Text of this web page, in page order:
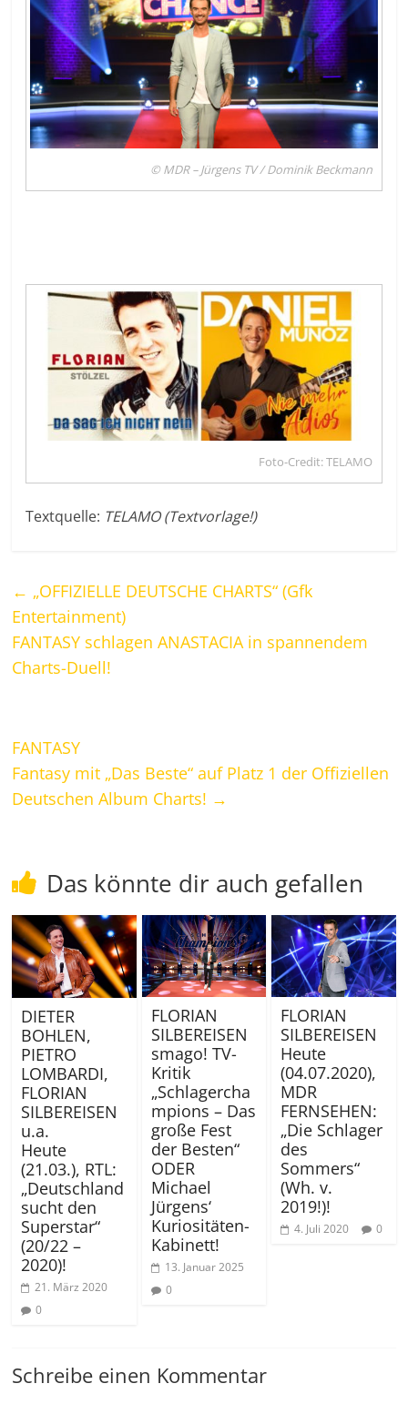
© MDR – Jürgens TV / Dominik Beckmann
Foto-Credit: TELAMO
Textquelle: TELAMO (Textvorlage!)
← „OFFIZIELLE DEUTSCHE CHARTS“ (Gfk
Entertainment)
FANTASY schlagen ANASTACIA in spannendem
Charts-Duell!
FANTASY
Fantasy mit „Das Beste“ auf Platz 1 der Offiziellen
Deutschen Album Charts! →
Das könnte dir auch gefallen
DIETER
BOHLEN,
PIETRO
LOMBARDI,
FLORIAN
SILBEREISEN
u.a.
Heute
(21.03.), RTL:
„Deutschland
sucht den
Superstar“
(20/22 –
2020)!
21. März 2020
0
FLORIAN
SILBEREISEN
smago! TV-
Kritik
„Schlagercha
mpions – Das
große Fest
der Besten“
ODER
Michael
Jürgens‘
Kuriositäten-
Kabinett!
13. Januar 2025
0
FLORIAN
SILBEREISEN
Heute
(04.07.2020),
MDR
FERNSEHEN:
„Die Schlager
des
Sommers“
(Wh. v.
2019!)!
4. Juli 2020 0
Schreibe einen Kommentar